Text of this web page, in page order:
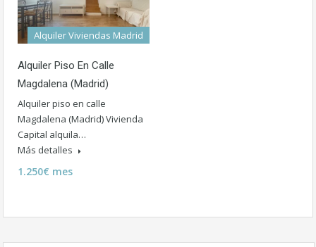
Alquiler Viviendas Madrid
Alquiler Piso En Calle
Magdalena (Madrid)
Alquiler piso en calle
Magdalena (Madrid) Vivienda
Capital alquila…
Más detalles
1.250€ mes